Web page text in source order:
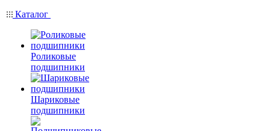
Каталог
Роликовые
подшипники
Шариковые
подшипники